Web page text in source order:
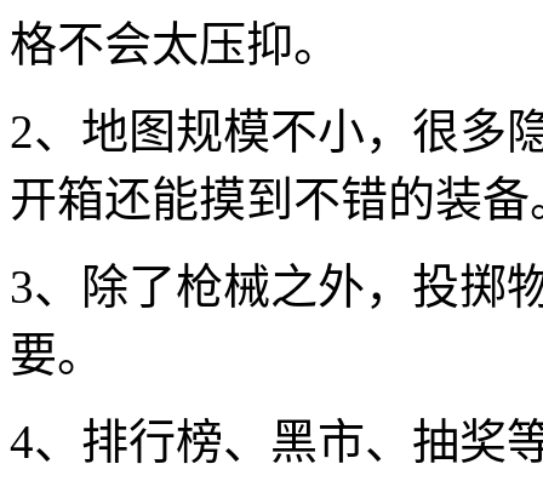
格不会太压抑。
2、地图规模不小，很多
开箱还能摸到不错的装备
3、除了枪械之外，投掷
要。
4、排行榜、黑市、抽奖